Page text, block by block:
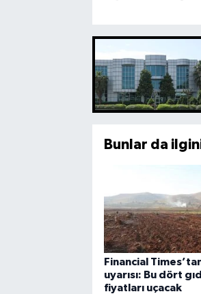
Bunlar da
Financial
uyarısı: Bu dört
fiyatları uçacak